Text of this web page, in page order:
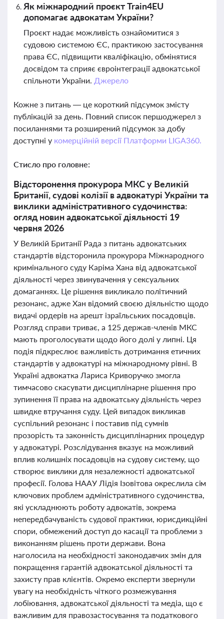
Як міжнародний проєкт Train4EU
допомагає адвокатам України?
Проєкт надає можливість ознайомитися з
судовою системою ЄС, практикою застосування
права ЄС, підвищити кваліфікацію, обмінятися
досвідом та сприяє євроінтеграції адвокатської
спільноти України. Джерело
Кожне з питань — це короткий підсумок змісту
публікацій за день. Повний список першоджерел з
посиланнями та розширений підсумок за добу
доступні у комерційній версії Платформи LIGA360.
Стисло про головне:
Відсторонення прокурора МКС у Великій
Британії, судові колізії в адвокатурі України та
виклики адміністративного судочинства:
огляд новин адвокатської діяльності 19
червня 2026
У Великій Британії Рада з питань адвокатських
стандартів відсторонила прокурора Міжнародного
кримінального суду Каріма Хана від адвокатської
діяльності через звинувачення у сексуальних
домаганнях. Це рішення викликало політичний
резонанс, адже Хан відомий своєю діяльністю щодо
видачі ордерів на арешт ізраїльських посадовців.
Розгляд справи триває, а 125 держав-членів МКС
мають проголосувати щодо його долі у липні. Ця
подія підкреслює важливість дотримання етичних
стандартів у адвокатурі на міжнародному рівні. В
Україні адвокатка Лариса Криворучко змогла
тимчасово скасувати дисциплінарне рішення про
зупинення її права на адвокатську діяльність через
швидке втручання суду. Цей випадок викликав
суспільний резонанс і поставив під сумнів
прозорість та законність дисциплінарних процедур
у адвокатурі. Розслідування вказує на можливий
вплив колишніх посадовців на судову систему, що
створює виклики для незалежності адвокатської
професії. Голова НААУ Лідія Ізовітова окреслила сім
ключових проблем адміністративного судочинства,
які ускладнюють роботу адвокатів, зокрема
непередбачуваність судової практики, юрисдикційні
спори, обмежений доступ до касації та проблеми з
виконанням рішень проти держави. Вона
наголосила на необхідності законодавчих змін для
покращення гарантій адвокатської діяльності та
захисту прав клієнтів. Окремо експерти звернули
увагу на необхідність чіткого розмежування
лобіювання, адвокатської діяльності та медіа, що є
важливим для правозастосування та податкового